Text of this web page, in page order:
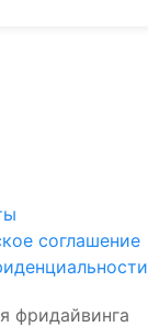
соглашение
фридайвинга